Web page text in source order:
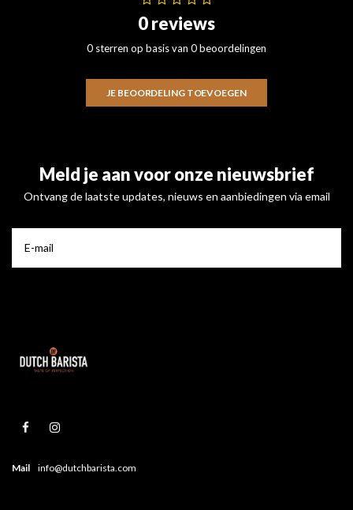
0 reviews
0 sterren op basis van 0 beoordelingen
JE BEOORDELING TOEVOEGEN
Meld je aan voor onze nieuwsbrief
Ontvang de laatste updates, nieuws en aanbiedingen via email
Mail info@dutchbarista.com